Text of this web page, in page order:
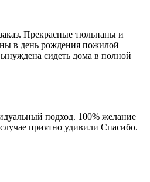
Прекрасные тюльпаны и
в день рождения пожилой
сидеть дома в полной
подход. 100% желание
приятно удивили Спасибо.